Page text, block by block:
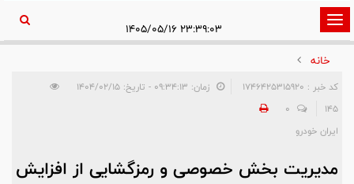
تغییر
وضعیت
ناوبری
خانه
کد خبر : 1746425315920
زمان: ۰۹:۳۴:۱۳ - تاریخ: ۱۴۰۴/۰۲/۱۵
145
0
ایران خودرو
مدیریت بخش خصوصی و رمزگشایی از افزایش